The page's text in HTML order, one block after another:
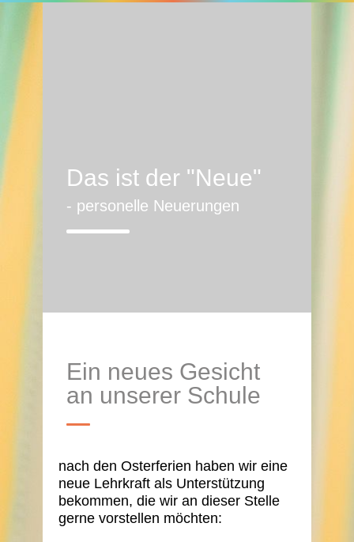
Das ist der "Neue"
- personelle Neuerungen
Ein neues Gesicht
an unserer Schule
nach den Osterferien haben wir eine
neue Lehrkraft als Unterstützung
bekommen, die wir an dieser Stelle
gerne vorstellen möchten: